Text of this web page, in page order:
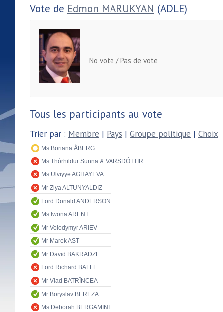
Vote de Edmon MARUKYAN (ADLE)
No vote / Pas de vote
Tous les participants au vote
Trier par : Membre | Pays | Groupe politique | Choix
Ms Boriana ÅBERG
Ms Thórhildur Sunna ÆVARSDÓTTIR
Ms Ulviyye AGHAYEVA
Mr Ziya ALTUNYALDIZ
Lord Donald ANDERSON
Ms Iwona ARENT
Mr Volodymyr ARIEV
Mr Marek AST
Mr David BAKRADZE
Lord Richard BALFE
Mr Vlad BATRÎNCEA
Mr Boryslav BEREZA
Ms Deborah BERGAMINI